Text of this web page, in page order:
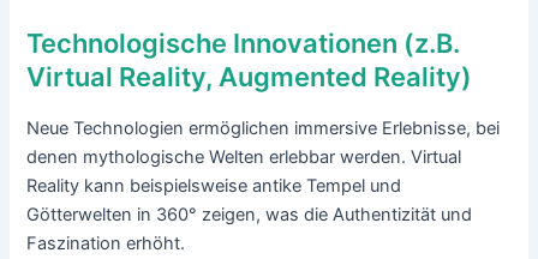
Technologische Innovationen (z.B.
Virtual Reality, Augmented Reality)
Neue Technologien ermöglichen immersive Erlebnisse, bei
denen mythologische Welten erlebbar werden. Virtual
Reality kann beispielsweise antike Tempel und
Götterwelten in 360° zeigen, was die Authentizität und
Faszination erhöht.